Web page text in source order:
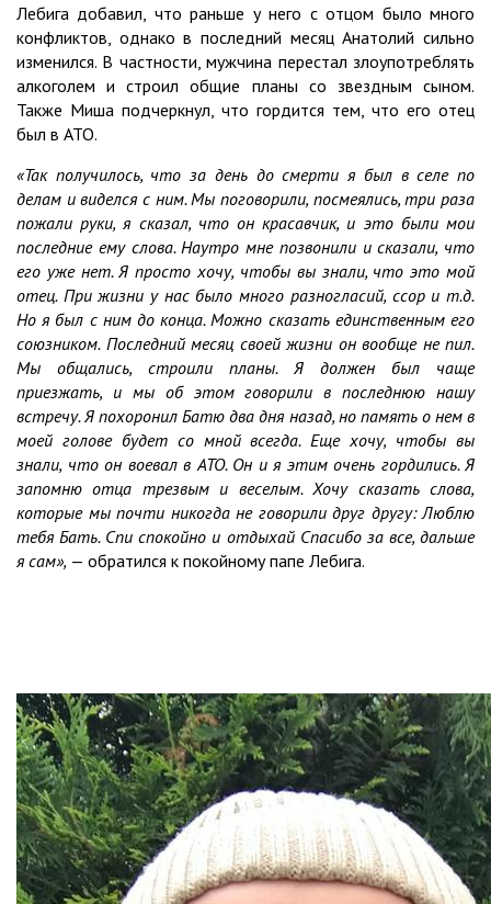
Лебига добавил, что раньше у него с отцом было много
конфликтов, однако в последний месяц Анатолий сильно
изменился. В частности, мужчина перестал злоупотреблять
алкоголем и строил общие планы со звездным сыном.
Также Миша подчеркнул, что гордится тем, что его отец
был в АТО.
«Так получилось, что за день до смерти я был в селе по
делам и виделся с ним. Мы поговорили, посмеялись, три раза
пожали руки, я сказал, что он красавчик, и это были мои
последние ему слова. Наутро мне позвонили и сказали, что
его уже нет. Я просто хочу, чтобы вы знали, что это мой
отец. При жизни у нас было много разногласий, ссор и т.д.
Но я был с ним до конца. Можно сказать единственным его
союзником. Последний месяц своей жизни он вообще не пил.
Мы общались, строили планы. Я должен был чаще
приезжать, и мы об этом говорили в последнюю нашу
встречу. Я похоронил Батю два дня назад, но память о нем в
моей голове будет со мной всегда. Еще хочу, чтобы вы
знали, что он воевал в АТО. Он и я этим очень гордились. Я
запомню отца трезвым и веселым. Хочу сказать слова,
которые мы почти никогда не говорили друг другу: Люблю
тебя Бать. Спи спокойно и отдыхай Спасибо за все, дальше
я сам», — обратился к покойному папе Лебига.